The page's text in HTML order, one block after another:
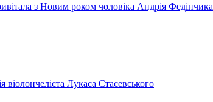
з Новим роком чоловіка Андрія Федінчика
віолончеліста Лукаса Стасевського